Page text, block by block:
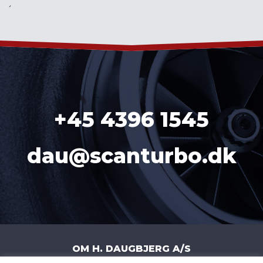
´
+45 4396 1545
dau@scanturbo.dk
OM H. DAUGBJERG A/S